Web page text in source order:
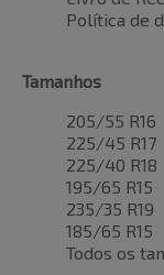
Política de
Tamanhos
205/55 R16
225/45 R17
225/40 R18
195/65 R15
235/35 R19
185/65 R15
Todos os